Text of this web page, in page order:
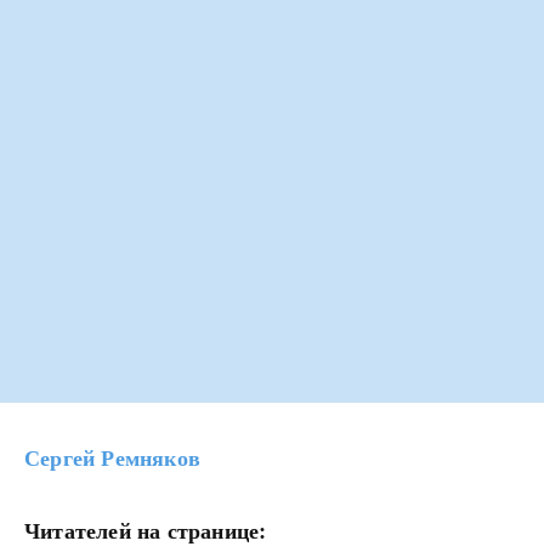
Сергей Ремняков
Читателей на странице: